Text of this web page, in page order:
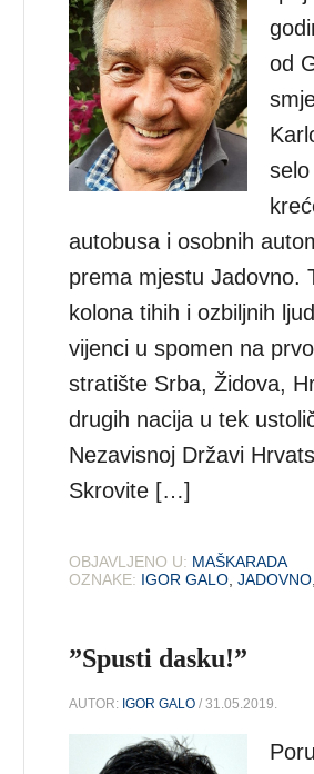
od
autobusa i osobnih
prema mjestu Jadovno.
kolona tihih i ozbiljnih
vijenci u spomen na
stratište Srba, Židova,
drugih nacija u tek
Nezavisnoj Državi
Skrovite […]
OBJAVLJENO U: MAŠKARADA
OZNAKE: IGOR GALO ,JADOVNO
”Spusti dasku!”
AUTOR: IGOR GALO / 31.05.2019.